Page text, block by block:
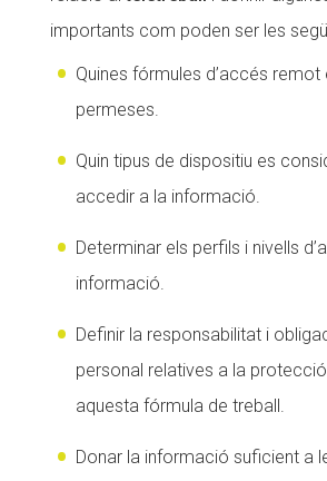
importants com poden ser les
Quines fórmules d’accés remot
permeses.
Quin tipus de dispositiu es
accedir a la informació.
Determinar els perfils i nivells
informació.
Definir la responsabilitat i
personal relatives a la
aquesta fórmula de treball.
Donar la informació suficient a